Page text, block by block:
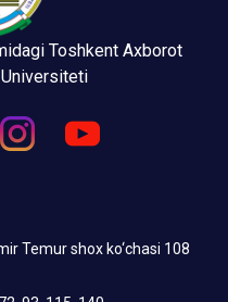
Toshkent Axborot
Temur shox ko‘chasi 108